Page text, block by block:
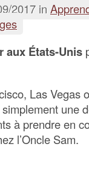
2017 in
aux États-Unis
Las Vegas
une
à prendre en
l’Oncle Sam.